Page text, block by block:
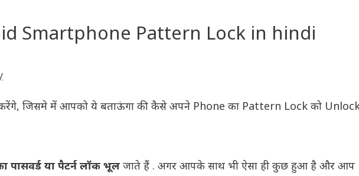
Smartphone Pattern Lock in hindi
जिसमे में आपको ये बताऊंगा की कैसे अपने Phone का Pattern Lock को
या पैटर्न लॉक भूल जाते हैं . अगर आपके साथ भी ऐसा ही कुछ हुआ है और आप